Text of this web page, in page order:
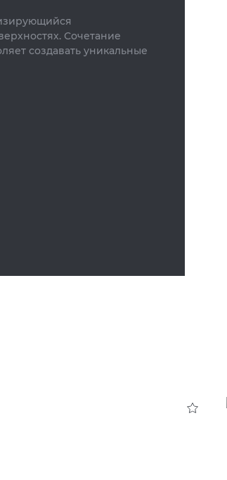
Сочетание
создавать уникальные